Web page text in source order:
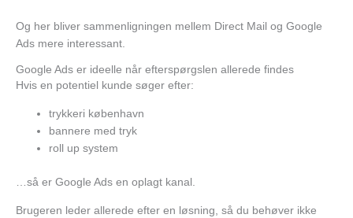
Og her bliver sammenligningen mellem Direct Mail og Google
Ads mere interessant.
Google Ads er ideelle når efterspørgslen allerede findes
Hvis en potentiel kunde søger efter:
trykkeri københavn
bannere med tryk
roll up system
…så er Google Ads en oplagt kanal.
Brugeren leder allerede efter en løsning, så du behøver ikke